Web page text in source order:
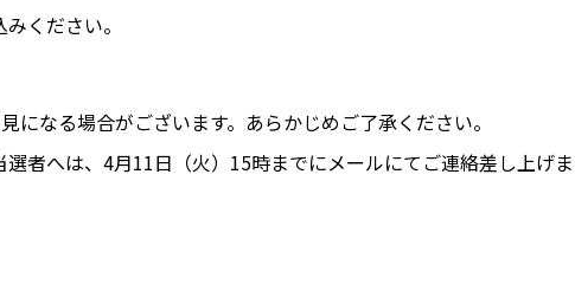
ください。
になる場合がございます。あらかじめご了承ください。
選者へは、4月11日（火）15時までにメールにてご連絡差し上げ